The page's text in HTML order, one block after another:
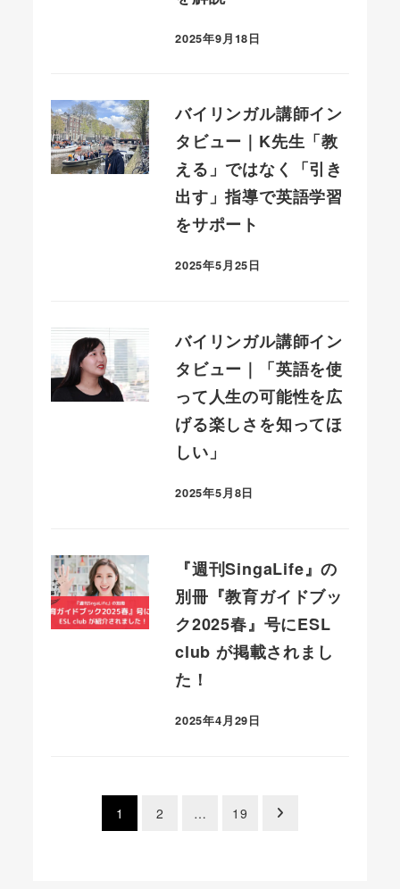
投稿日
2025年9月18日
バイリンガル講師イン
タビュー｜K先生「教
える」ではなく「引き
出す」指導で英語学習
をサポート
投稿日
2025年5月25日
バイリンガル講師イン
タビュー｜「英語を使
って人生の可能性を広
げる楽しさを知ってほ
しい」
投稿日
2025年5月8日
『週刊SingaLife』の
別冊『教育ガイドブッ
ク2025春』号にESL
club が掲載されまし
た！
投稿日
2025年4月29日
1 2 … 19